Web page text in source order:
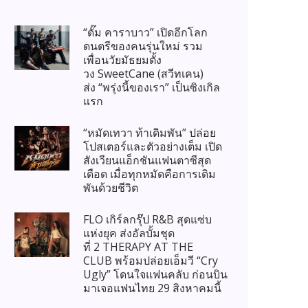
“ดั๊ม คาราบาว” เปิดอีกโลก
ดนตรีของคนรุ่นใหม่ รวม
เพื่อนวัยมัธยมตั้ง
วง SweetCane (สวีทเคน)
ส่ง “พรุ่งนี้ของเรา” เป็นซิงเกิล
แรก
“หมัดเทวา ท้าเดิมพัน” ปล่อย
โปสเตอร์และตัวอย่างเต็ม เปิด
สังเวียนแอ็กชันแฟนตาซีสุด
เดือด เมื่อทุกหมัดคือการเดิม
พันด้วยชีวิต
FLO เกิร์ลกรุ๊ป R&B สุดแซ่บ
แห่งยุค ส่งอัลบั้มชุด
ที่ 2 THERAPY AT THE
CLUB พร้อมปล่อยเอ็มวี “Cry
Ugly” โดนใจแฟนคลับ ก่อนบิน
มาเจอแฟนไทย 29 สิงหาคมนี้